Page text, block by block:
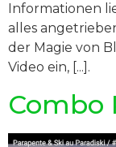
Informationen
alles
der Magie von
Video ein, [...].
Combo